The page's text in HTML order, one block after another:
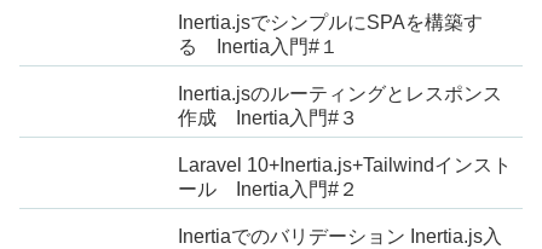
Inertia.jsでシンプルにSPAを構築す
る Inertia入門#１
Inertia.jsのルーティングとレスポンス
作成 Inertia入門#３
Laravel 10+Inertia.js+Tailwindインスト
ール Inertia入門#２
Inertiaでのバリデーション Inertia.js入